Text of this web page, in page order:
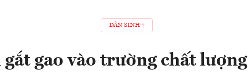
DÂN SINH
gắt gao vào trường chất lượng